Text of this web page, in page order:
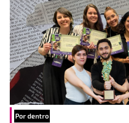
Por dentro